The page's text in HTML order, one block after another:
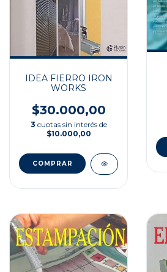
IDEA FIERRO IRON
WORKS
$30.000,00
3 cuotas sin interés de
$10.000,00